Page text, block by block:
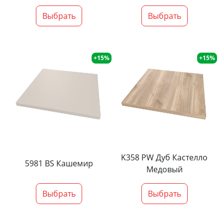
Выбрать Выбрать
+15%
5981 BS Кашемир
Выбрать
+15%
K358 PW Дуб Кастелло
Медовый
Выбрать